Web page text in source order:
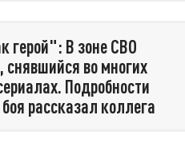
герой": В зоне СВО
снявшийся во многих
Подробности
рассказал коллега